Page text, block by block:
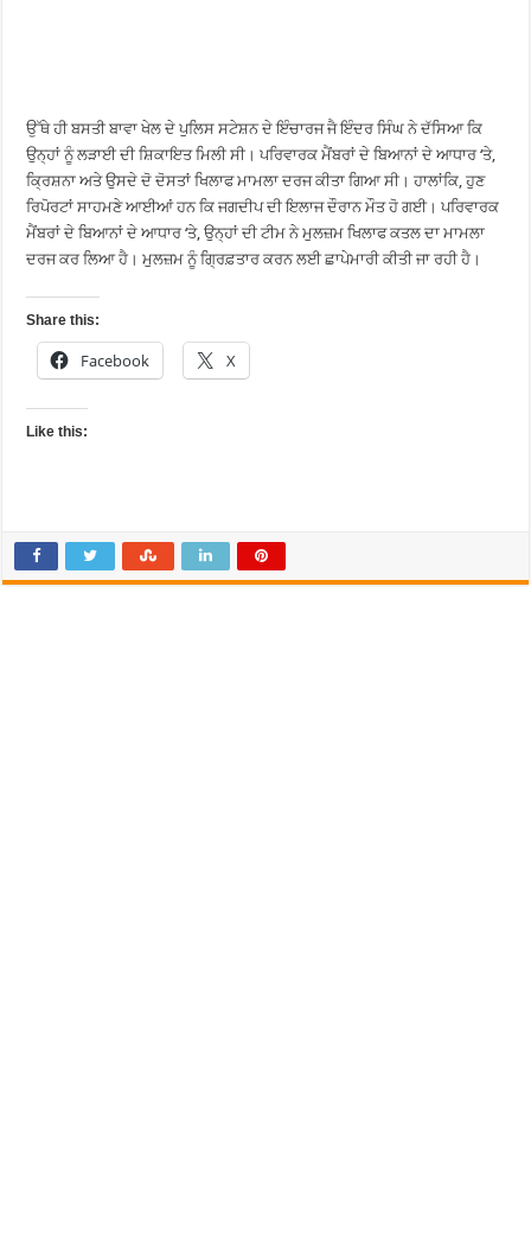
ਉੱਥੇ ਹੀ ਬਸਤੀ ਬਾਵਾ ਖੇਲ ਦੇ ਪੁਲਿਸ ਸਟੇਸ਼ਨ ਦੇ ਇੰਚਾਰਜ ਜੈ ਇੰਦਰ ਸਿੰਘ ਨੇ ਦੱਸਿਆ ਕਿ
ਉਨ੍ਹਾਂ ਨੂੰ ਲੜਾਈ ਦੀ ਸ਼ਿਕਾਇਤ ਮਿਲੀ ਸੀ। ਪਰਿਵਾਰਕ ਮੈਂਬਰਾਂ ਦੇ ਬਿਆਨਾਂ ਦੇ ਆਧਾਰ ‘ਤੇ,
ਕ੍ਰਿਸ਼ਨਾ ਅਤੇ ਉਸਦੇ ਦੋ ਦੋਸਤਾਂ ਖਿਲਾਫ ਮਾਮਲਾ ਦਰਜ ਕੀਤਾ ਗਿਆ ਸੀ। ਹਾਲਾਂਕਿ, ਹੁਣ
ਰਿਪੋਰਟਾਂ ਸਾਹਮਣੇ ਆਈਆਂ ਹਨ ਕਿ ਜਗਦੀਪ ਦੀ ਇਲਾਜ ਦੌਰਾਨ ਮੌਤ ਹੋ ਗਈ। ਪਰਿਵਾਰਕ
ਮੈਂਬਰਾਂ ਦੇ ਬਿਆਨਾਂ ਦੇ ਆਧਾਰ ‘ਤੇ, ਉਨ੍ਹਾਂ ਦੀ ਟੀਮ ਨੇ ਮੁਲਜ਼ਮ ਖਿਲਾਫ ਕਤਲ ਦਾ ਮਾਮਲਾ
ਦਰਜ ਕਰ ਲਿਆ ਹੈ। ਮੁਲਜ਼ਮ ਨੂੰ ਗ੍ਰਿਫ਼ਤਾਰ ਕਰਨ ਲਈ ਛਾਪੇਮਾਰੀ ਕੀਤੀ ਜਾ ਰਹੀ ਹੈ।
Share this:
Facebook X
Like this: